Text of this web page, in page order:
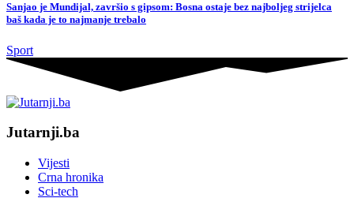
Sanjao je Mundijal, završio s gipsom: Bosna ostaje bez najboljeg strijelca
baš kada je to najmanje trebalo
Sport
Jutarnji.ba
Vijesti
Crna hronika
Sci-tech